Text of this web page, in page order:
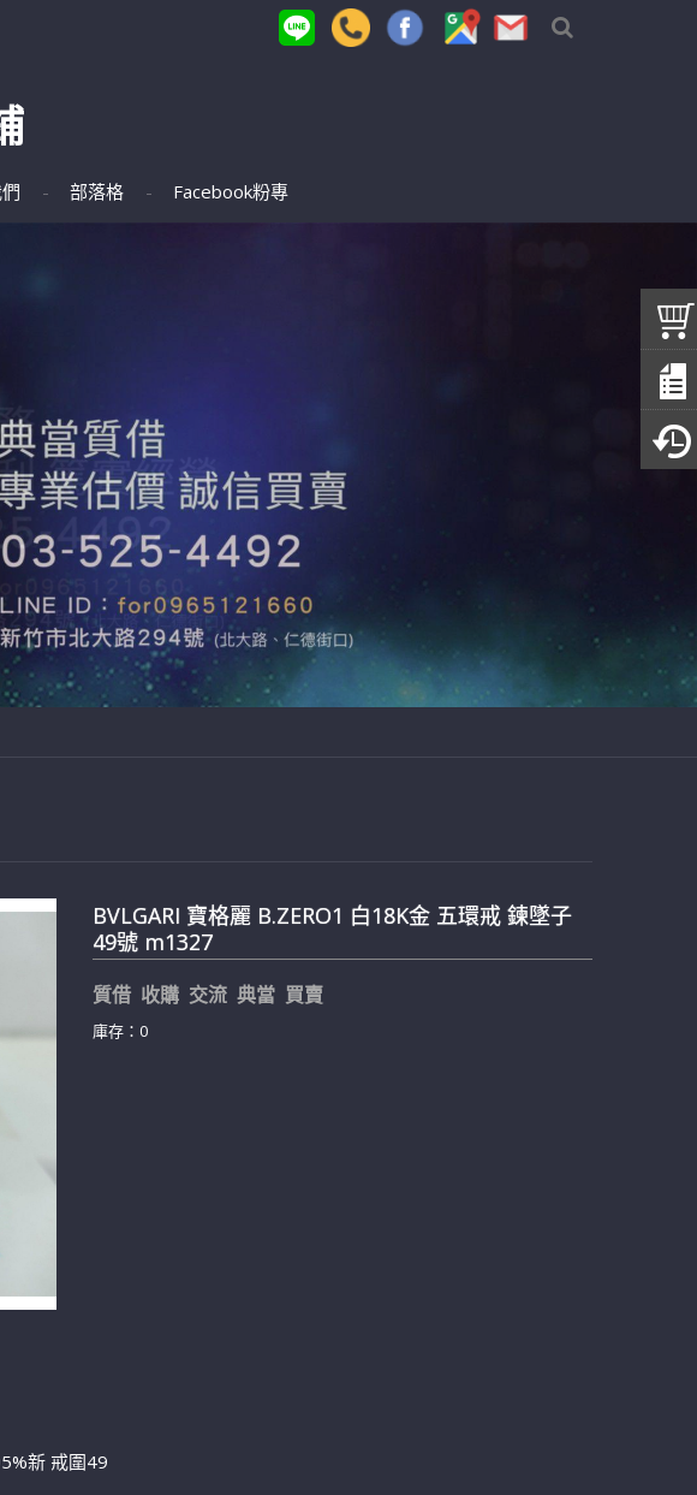
部落格 Facebook粉專
BVLGARI 寶格麗 B.ZERO1 白18K金 五環戒 鍊墜子
49號 m1327
質借 收購 交流 典當 買賣
庫存：0
新 戒圍49